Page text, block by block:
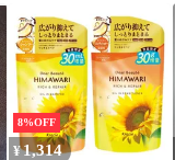
8%OFF
¥1,314